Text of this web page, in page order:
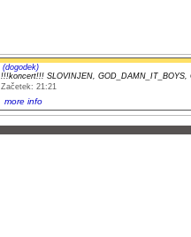
(dogodek)
!!!koncert!!! SLOVINJEN, GOD_DAMN_IT_BOYS,
Začetek: 21:21
more info